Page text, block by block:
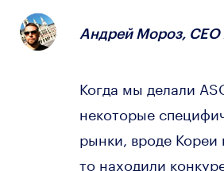
Андрей Мороз,
Когда мы делали
некоторые
рынки, вроде Кореи
то находили